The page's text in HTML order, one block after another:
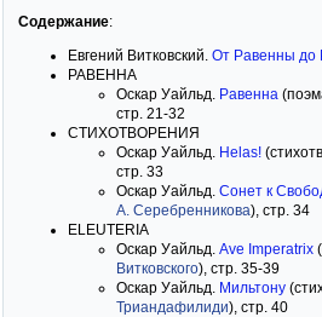
Содержание:
Евгений Витковский. От Равенны до
РАВЕННА
Оскар Уайльд. Равенна
стр. 21-32
СТИХОТВОРЕНИЯ
Оскар Уайльд. Helas!
стр. 33
Оскар Уайльд. Сонет к
А. Серебренникова), стр. 34
ELEUTERIA
Оскар Уайльд. Ave Imperatrix
Витковского), стр. 35-39
Оскар Уайльд. Мильтону
Триандафилиди), стр. 40